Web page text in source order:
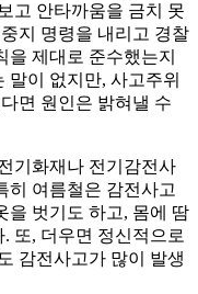
고 안타까움을 금치 못
지 명령을 내리고 경찰
제대로 준수했는지
말이 없지만, 사고주위
면 원인은 밝혀낼 수
기화재나 전기감전사
히 여름철은 감전사고
을 벗기도 하고, 몸에 땀
또, 더우면 정신적으로
감전사고가 많이 발생